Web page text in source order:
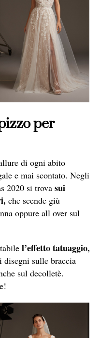
per
di ogni abito
e mai scontato. Negli
2020 si trova sui
che scende giù
oppure all over sul
l’effetto tatuaggio,
sulle braccia
sul decolletè.